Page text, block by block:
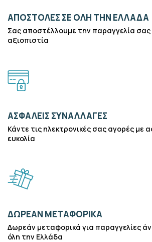
ΑΠΟΣΤΟΛΕΣ ΣΕ ΟΛΗ ΤΗΝ ΕΛΛΑΔΑ
Σας αποστέλλουμε την παραγγελία
αξιοπιστία
ΑΣΦΑΛΕΙΣ ΣΥΝΑΛΛΑΓΕΣ
Κάντε τις ηλεκτρονικές σας αγορές με
ευκολία
ΔΩΡΕΑΝ ΜΕΤΑΦΟΡΙΚΑ
Δωρεάν μεταφορικά για παραγγελίες
όλη την Ελλάδα